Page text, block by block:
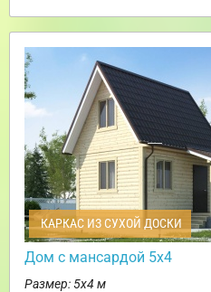
КАРКАС ИЗ СУХОЙ ДОСКИ
Дом с мансардой 5х4
Размер: 5х4 м